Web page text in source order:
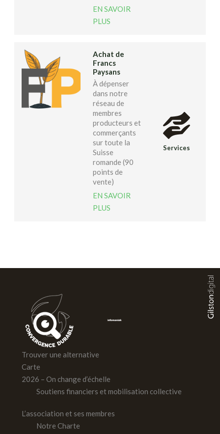
EN SAVOIR
PLUS
Achat de
Francs
Paysans
À dépenser
dans notre
réseau de
membres
producteurs et
commerçants
sur toute la
Suisse
romande (90
points de
vente)
EN SAVOIR
PLUS
Services
Trouver une alternative
Carte
2026 – On change d’échelle
Soutiens financiers et mobilisation collective
L’association et ses membres
Notre Charte